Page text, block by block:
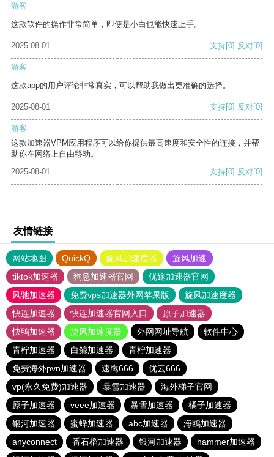
游客
这款软件的操作非常简单，即使是小白也能快速上手。
2025-08-01 支持[0] 反对[0]
游客
这款app的用户评论非常真实，可以帮助我做出更准确的选择。
2025-08-01 支持[0] 反对[0]
游客
这款加速器VPM应用程序可以给你提供最高速度和安全性的连接，并帮
助你在网络上自由移动。
2025-08-01
支持[0] 反对[0]
友情链接
网站地图 QuickQ 旋风加速度器
旋风加速
tiktok加速器
狗急加速器官网
优途加速器官网
风驰加速器
免费vps加速器外网苹果版
旋风加速度器
快连加速器
快连加速器官网入口
原子加速器
快鸭加速器
旋风加速度器 外网网址导航
软件中心
青柠加速器
白鲸加速器
青柠加速器
免费海外pvn加速器
速鹰666
优云666
vp(永久免费)加速器
暴雪加速器
海外梯子官网
原子加速器
veee加速器 暴雪加速器
橘子加速器
银河加速器
蜜蜂加速器 abc加速器
海鸥加速器
anyconnect
番石榴加速器 银河加速器
hammer加速器